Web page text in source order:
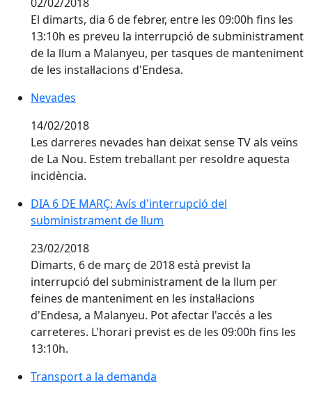
El dimarts, dia 6 de febrer, entre les 09:00h fins les
13:10h es preveu la interrupció de subministrament
de la llum a Malanyeu, per tasques de manteniment
de les instal·lacions d'Endesa.
Nevades
14/02/2018
Les darreres nevades han deixat sense TV als veïns
de La Nou. Estem treballant per resoldre aquesta
incidència.
DIA 6 DE MARÇ: Avís d'interrupció del
subministrament de llum
23/02/2018
Dimarts, 6 de març de 2018 està previst la
interrupció del subministrament de la llum per
feines de manteniment en les instal·lacions
d'Endesa, a Malanyeu. Pot afectar l'accés a les
carreteres. L'horari previst es de les 09:00h fins les
13:10h.
Transport a la demanda